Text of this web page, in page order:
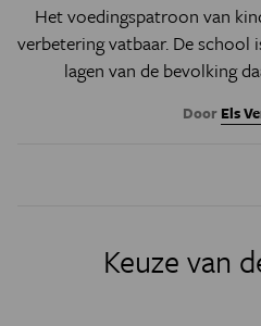
Het voedingspatroon van
verbetering vatbaar. De school
lagen van de bevolking
Door Els
Keuze van